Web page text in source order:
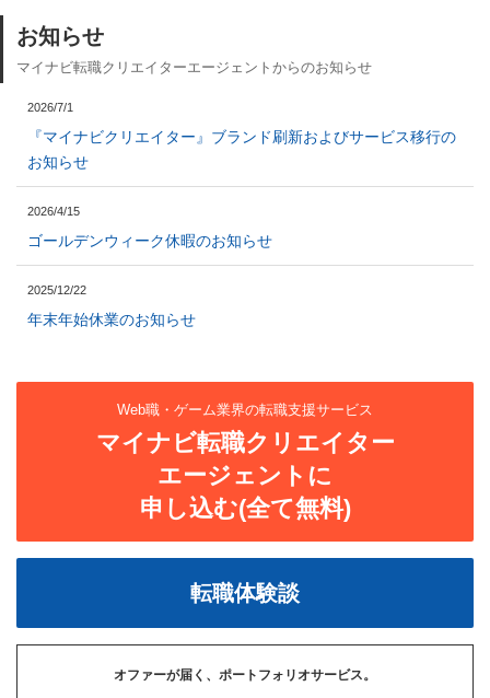
お知らせ
マイナビ転職クリエイターエージェントからのお知らせ
2026/7/1
『マイナビクリエイター』ブランド刷新およびサービス移行の
お知らせ
2026/4/15
ゴールデンウィーク休暇のお知らせ
2025/12/22
年末年始休業のお知らせ
Web職・ゲーム業界の転職支援サービス
マイナビ転職クリエイター
エージェントに
申し込む(全て無料)
転職体験談
オファーが届く、ポートフォリオサービス。